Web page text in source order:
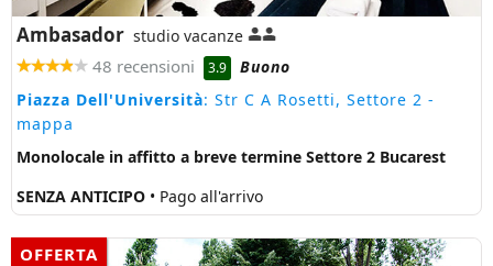
Ambasador studio vacanze
48 recensioni 3.9
Buono
Piazza Dell'Università: Str C A Rosetti, Settore 2 -
mappa
Monolocale in affitto a breve termine Settore 2 Bucarest
SENZA ANTICIPO • Pago all'arrivo
OFFERTA